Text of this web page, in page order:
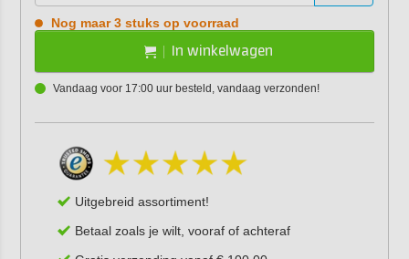
Nog maar 3 stuks op voorraad
In winkelwagen
Vandaag voor 17:00 uur besteld, vandaag verzonden!
Uitgebreid assortiment!
Betaal zoals je wilt, vooraf of achteraf